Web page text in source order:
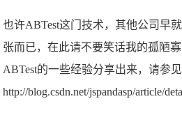
也许ABTest这门技术，其他公司早
张而已，在此请不要笑话我的孤陋
ABTest的一些经验分享出来，请参
http://blog.csdn.net/jspandasp/article/